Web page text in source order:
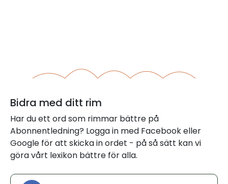
Bidra med ditt rim
Har du ett ord som rimmar bättre på
Abonnentledning? Logga in med Facebook eller
Google för att skicka in ordet - på så sätt kan vi
göra vårt lexikon bättre för alla.